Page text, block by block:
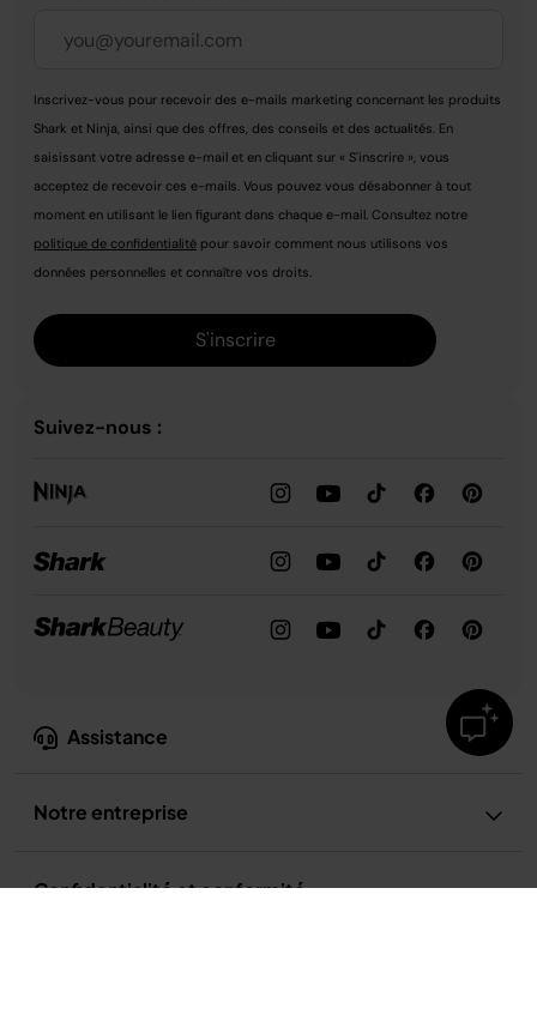
Assistance
Notre entreprise
Confidentialité et conformité
Inscrivez-vous pour recevoir des e-mails marketing concernant les produits
Shark et Ninja, ainsi que des offres, des conseils et des actualités. En
saisissant votre adresse e-mail et en cliquant sur « S'inscrire », vous
acceptez de recevoir ces e-mails. Vous pouvez vous désabonner à tout
moment en utilisant le lien figurant dans chaque e-mail. Consultez notre
politique de confidentialité pour savoir comment nous utilisons vos
données personnelles et connaître vos droits.
S'inscrire
Suivez-nous :